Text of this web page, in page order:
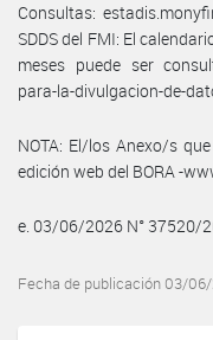
Consultas:
SDDS del FMI: El
meses puede ser
para-la-divulgacion-de-
NOTA: El/los Anexo/s
edición web del BORA -
e. 03/06/2026 N° 37520/
Fecha de publicación 03/